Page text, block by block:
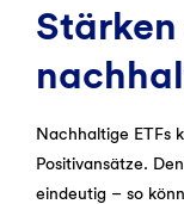
Nachhaltige ETFs
Positivansätze.
eindeutig – so